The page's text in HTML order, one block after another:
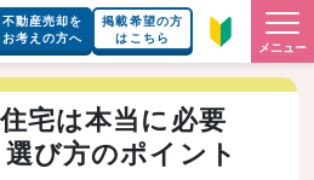
不動産売却を
お考えの方へ
掲載希望の方
はこちら
メニュー
宅は本当に必要
び方のポイント